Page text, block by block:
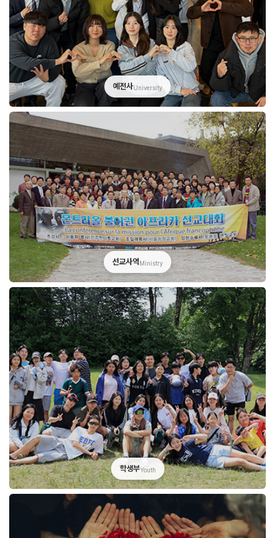
예전사University
선교사역 Ministry
학생부Youth